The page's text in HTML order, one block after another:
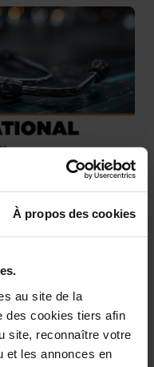
À propos des cookies
au site de la
des cookies tiers afin
site, reconnaître votre
et les annonces en
the National Pavilion
Development
collaboration with the